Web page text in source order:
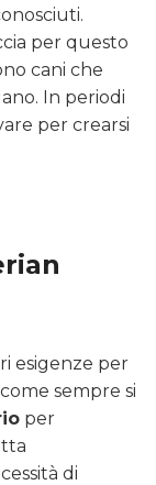
per questo
cani che
In periodi
per crearsi
esigenze per
sempre si
per
di